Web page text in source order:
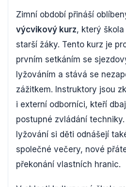
Zimní období přináší
výcvikový kurz, který
starší žáky. Tento kurz je
prvním setkáním se
lyžováním a stává se
zážitkem. Instruktory jsou
i externí odborníci, kteří
postupné zvládání
lyžování si děti odnášejí
společné večery, nové
překonání vlastních hranic.